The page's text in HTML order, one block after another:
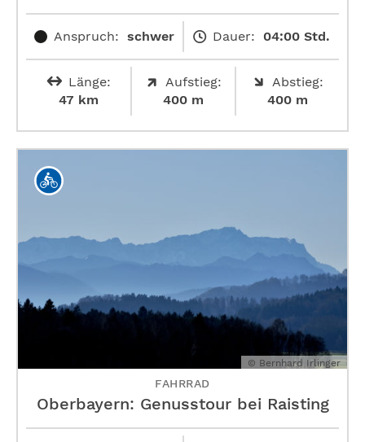
Anspruch: schwer Dauer: 04:00 Std.
Länge:
47 km
Aufstieg:
400 m
Abstieg:
400 m
© Bernhard Irlinger
FAHRRAD
Oberbayern: Genusstour bei Raisting